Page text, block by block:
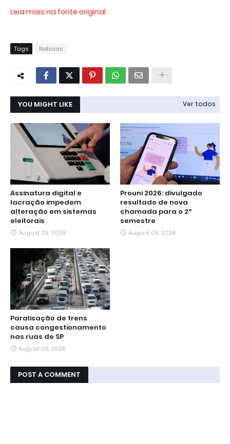
Leia mais na fonte original
Tags Notícias
YOU MIGHT LIKE Ver todos
Assinatura digital e
lacração impedem
alteração em sistemas
eleitorais
August 05, 2026
Prouni 2026: divulgado
resultado de nova
chamada para o 2º
semestre
August 05, 2026
Paralisação de trens
causa congestionamento
nas ruas de SP
August 05, 2026
POST A COMMENT